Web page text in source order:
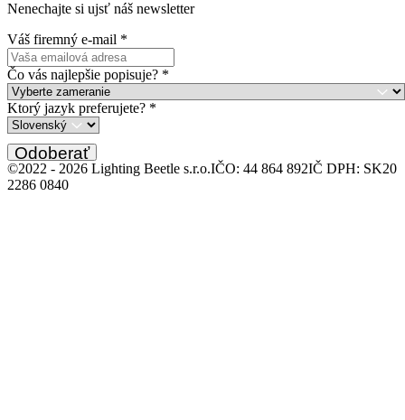
Nenechajte si ujsť náš newsletter
Váš firemný e-mail *
Čo vás najlepšie popisuje? *
Ktorý jazyk preferujete? *
Odoberať
©2022 - 2026 Lighting Beetle s.r.o.IČO: 44 864 892IČ DPH: SK20
2286 0840